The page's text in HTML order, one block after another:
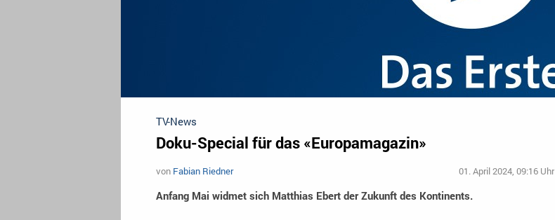
TV-News
Doku-Special für das «Europamagazin»
von Fabian Riedner 01. April 2024, 09:16 Uhr
Anfang Mai widmet sich Matthias Ebert der Zukunft des Kontinents.